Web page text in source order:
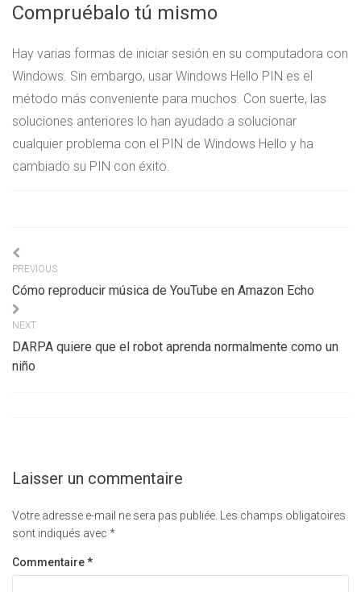
Compruébalo tú mismo
Hay varias formas de iniciar sesión en su computadora con
Windows. Sin embargo, usar Windows Hello PIN es el
método más conveniente para muchos. Con suerte, las
soluciones anteriores lo han ayudado a solucionar
cualquier problema con el PIN de Windows Hello y ha
cambiado su PIN con éxito.
Navigation
de
l’article
PREVIOUS
Cómo reproducir música de YouTube en Amazon Echo
NEXT
DARPA quiere que el robot aprenda normalmente como un
niño
Laisser un commentaire
Votre adresse e-mail ne sera pas publiée.
Les champs obligatoires
sont indiqués avec *
Commentaire*